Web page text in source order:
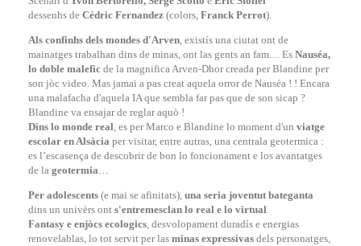
dessenhs de Cédric Fernandez (colors, Franck Perrot).
Als confinhs dels mondes d'Arven, existís una ciutat ont de
mainatges trabalhan dins de minas, ont las gents an fam… Es Nauséa,
lo doble malefic de la magnifica Arven-Dhor creada per Blandine per
son jòc video. Mas jamai a pas creat aquela orror de Nauséa ! ! Encara
una malafacha d'aquela IA que sembla far pas que de son sicap ?
Blandine va ensajar de reglar aquò !
Dins lo monde real, es per Marco e Blandine lo moment d'un viatge
escolar en Alsàcia per visitar, entre autras, una centrala geotermica :
es l’escasença de descobrir de bon lo foncionament e los avantatges
de la geotermia…
Per adolescents (e mai se afinitats), una seria joventut bateganta
dins un univèrs ont s'entremesclan lo real e lo virtual.
Fantasy e enjòcs ecologics, desvolopament duradís e energias
renovelablas, lo tot servit per las minas expressivas dels personatges,